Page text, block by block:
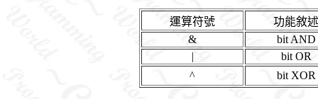
運算符號
功能敘述
&
bit AND
|
bit OR
^
bit XOR